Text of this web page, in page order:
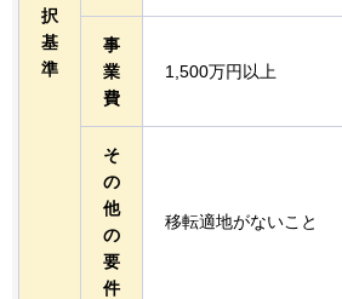
択
基
準
事
業
費
1,500万円以上
そ
の
他
の
要
件
移転適地がないこと